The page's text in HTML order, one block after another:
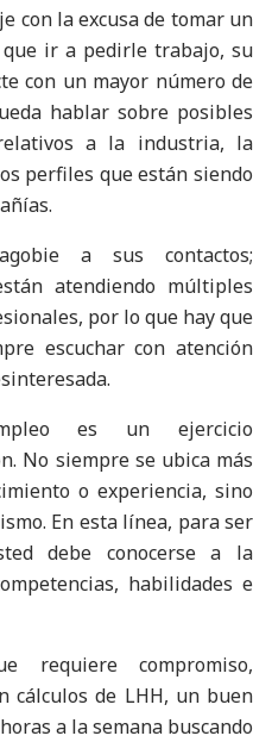
con la excusa de tomar un
que ir a pedirle trabajo, su
con un mayor número de
hablar sobre posibles
a la industria, la
perfiles que están siendo
a sus contactos;
atendiendo múltiples
por lo que hay que
escuchar con atención
es un ejercicio
No siempre se ubica más
o experiencia, sino
En esta línea, para ser
debe conocerse a la
habilidades e
requiere compromiso,
cálculos de LHH, un buen
a la semana buscando